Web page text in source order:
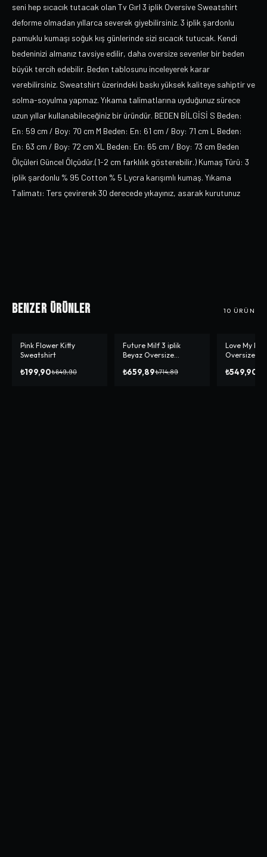
seni hep sıcacık tutacak olan Tv Gırl 3 iplik Oversive Sweatshirt
deforme olmadan yıllarca severek giyebilirsiniz. 3 iplik şardonlu
pamuklu kumaşı soğuk kış günlerinde sizi sıcacık tutucak. Kendi
bedeninizi almanız tavsiye edilir, daha oversize sevenler bir beden
büyük tercih edebilir. Beden tablosunu inceleyerek karar
verebilirsiniz. Sweatshirt üzerindeki baskı yüksek kaliteye sahiptir ve
solma-soyulma yapmaz. Yıkama talimatlarına uyduğunuz sürece
uzun yıllar kullanabileceğiniz bir üründür. BEDEN BİLGİSİ S Beden:
En: 59 cm / Boy: 70 cm M Beden: En: 61 cm / Boy: 71 cm L Beden:
En: 63 cm / Boy: 72 cm XL Beden: En: 65 cm / Boy: 73 cm Beden
Ölçüleri Güncel Ölçüdür.(1-2 cm farklılık gösterebilir.) Kumaş Türü: 3
iplik şardonlu % 95 Cotton % 5 Lycra karışımlı kumaş. Yıkama
Talimatı: Ters çevirerek 30 derecede yıkayınız, asarak kurutunuz
Benzer Ürünler 10 ÜRÜN
-% 69
Pink Flower Kitty
Sweatshirt
₺199,90₺649,90
-%8
Future Milf 3 iplik
Beyaz Oversize
₺659,89₺714,89
-%31
Love My
Oversize
₺549,90